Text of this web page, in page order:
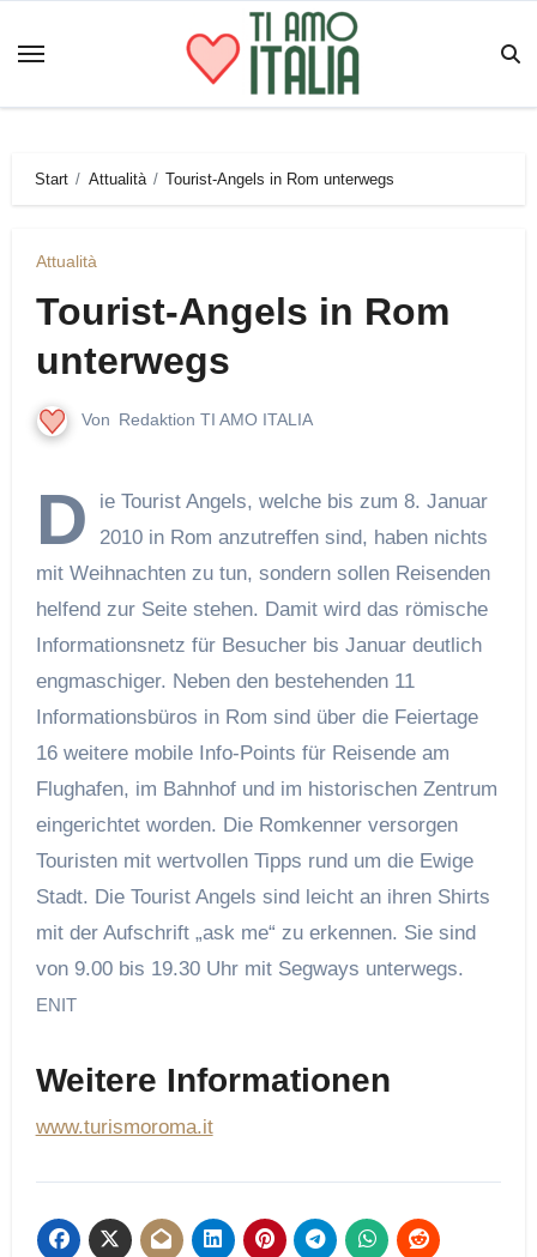
Inhalt
Start Attualità Tourist-Angels in Rom unterwegs
Attualità
Tourist-Angels in Rom
unterwegs
Von Redaktion TI AMO ITALIA
D
ie Tourist Angels, welche bis zum 8. Januar
2010 in Rom anzutreffen sind, haben nichts
mit Weihnachten zu tun, sondern sollen Reisenden
helfend zur Seite stehen. Damit wird das römische
Informationsnetz für Besucher bis Januar deutlich
engmaschiger. Neben den bestehenden 11
Informationsbüros in Rom sind über die Feiertage
16 weitere mobile Info-Points für Reisende am
Flughafen, im Bahnhof und im historischen Zentrum
eingerichtet worden. Die Romkenner versorgen
Touristen mit wertvollen Tipps rund um die Ewige
Stadt. Die Tourist Angels sind leicht an ihren Shirts
mit der Aufschrift „ask me“ zu erkennen. Sie sind
von 9.00 bis 19.30 Uhr mit Segways unterwegs.
ENIT
Weitere Informationen
www.turismoroma.it